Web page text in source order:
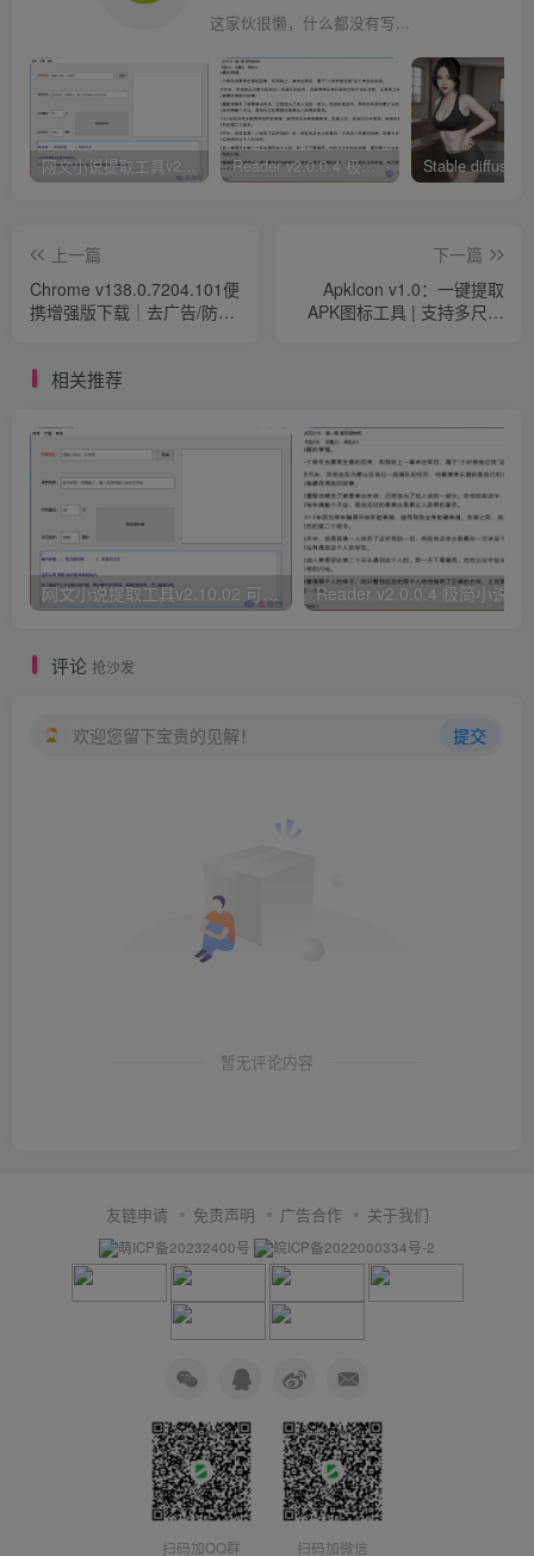
这家伙很懒，什么都没有写...
Reader v2.0.0.4 极简小说阅读器支持导入在线及离线书源
上一篇
Chrome v138.0.7204.101便
携增强版下载｜去广告/防劫
下一篇
ApkIcon v1.0：一键提取
APK图标工具 | 支持多尺寸
相关推荐
评论 抢沙发
欢迎您留下宝贵的见解！ 提交
暂无评论内容
友链申请 免责声明 广告合作 关于我们
萌ICP备20232400号 皖ICP备2022000334号-2
扫码加QQ群 扫码加微信